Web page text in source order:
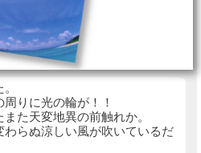
りに光の輪が！！
た天変地異の前触れか。
らぬ涼しい風が吹いているだ